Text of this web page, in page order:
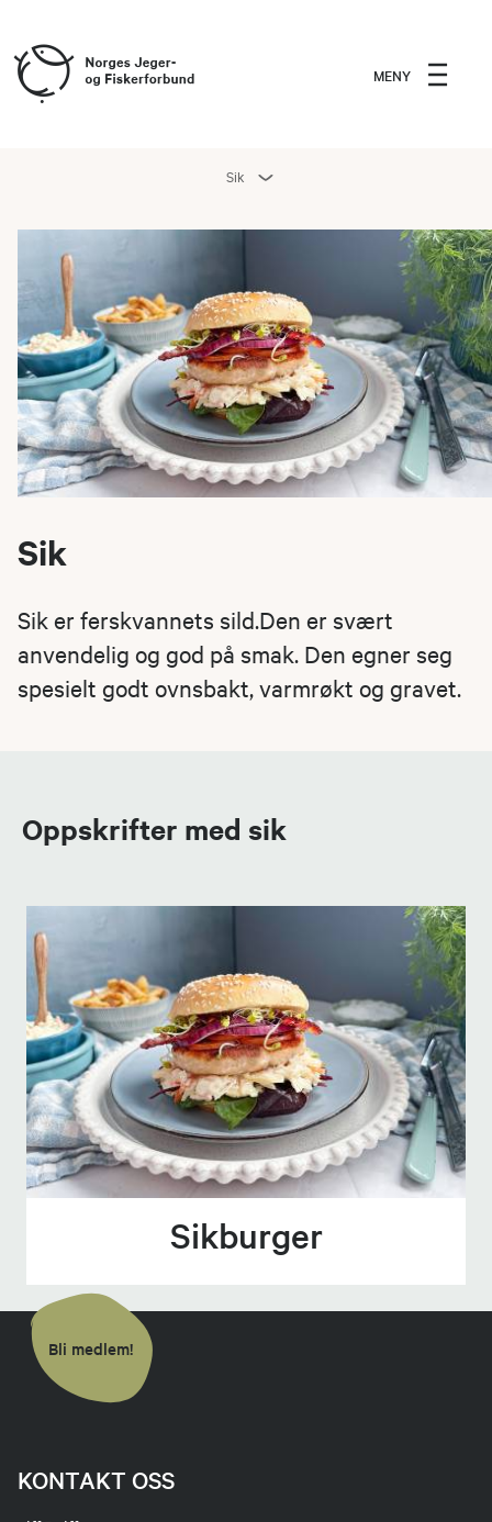
MENY
Sik
Sik
Sik er ferskvannets sild.Den er svært
anvendelig og god på smak. Den egner seg
spesielt godt ovnsbakt, varmrøkt og gravet.
Oppskrifter med sik
Sikburger
Bli medlem!
KONTAKT OSS